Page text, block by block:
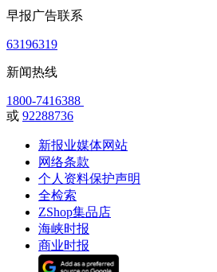
早报广告联系
63196319
新闻热线
1800-7416388
或 92288736
新报业媒体网站
网络条款
个人资料保护声明
全检索
ZShop集品店
海峡时报
商业时报